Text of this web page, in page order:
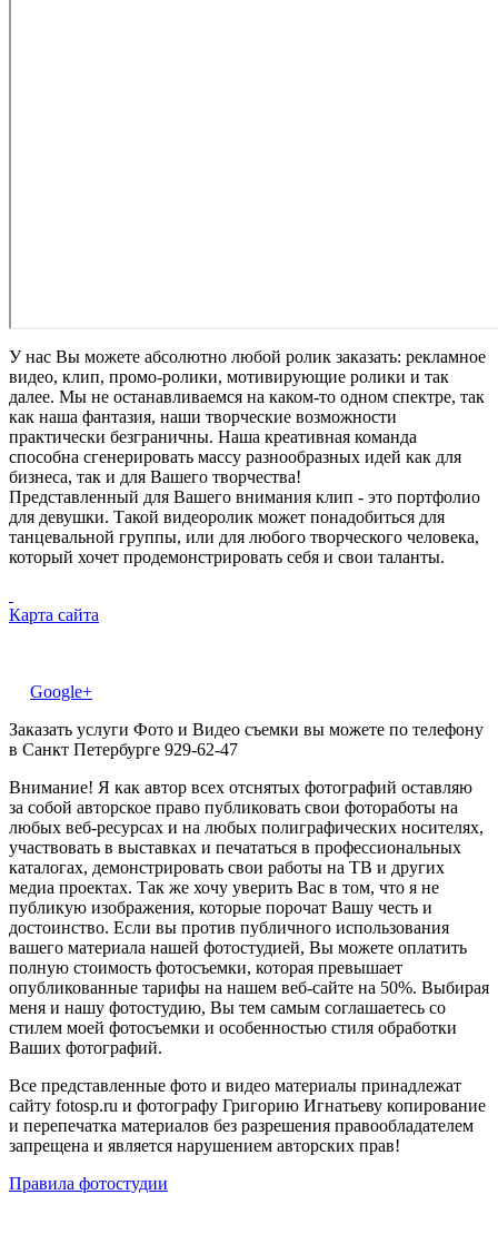
У нас Вы можете абсолютно любой ролик заказать: рекламное
видео, клип, промо-ролики, мотивирующие ролики и так
далее. Мы не останавливаемся на каком-то одном спектре, так
как наша фантазия, наши творческие возможности
практически безграничны. Наша креативная команда
способна сгенерировать массу разнообразных идей как для
бизнеса, так и для Вашего творчества!
Представленный для Вашего внимания клип - это портфолио
для девушки. Такой видеоролик может понадобиться для
танцевальной группы, или для любого творческого человека,
который хочет продемонстрировать себя и свои таланты.
Карта сайта
Google+
Заказать услуги Фото и Видео съемки вы можете по телефону
в Санкт Петербурге 929-62-47
Внимание! Я как автор всех отснятых фотографий оставляю
за собой авторское право публиковать свои фотоработы на
любых веб-ресурсах и на любых полиграфических носителях,
участвовать в выставках и печататься в профессиональных
каталогах, демонстрировать свои работы на ТВ и других
медиа проектах. Так же хочу уверить Вас в том, что я не
публикую изображения, которые порочат Вашу честь и
достоинство. Если вы против публичного использования
вашего материала нашей фотостудией, Вы можете оплатить
полную стоимость фотосъемки, которая превышает
опубликованные тарифы на нашем веб-сайте на 50%. Выбирая
меня и нашу фотостудию, Вы тем самым соглашаетесь со
стилем моей фотосъемки и особенностью стиля обработки
Ваших фотографий.
Все представленные фото и видео материалы принадлежат
сайту fotosp.ru и фотографу Григорию Игнатьеву копирование
и перепечатка материалов без разрешения правообладателем
запрещена и является нарушением авторских прав!
Правила фотостудии